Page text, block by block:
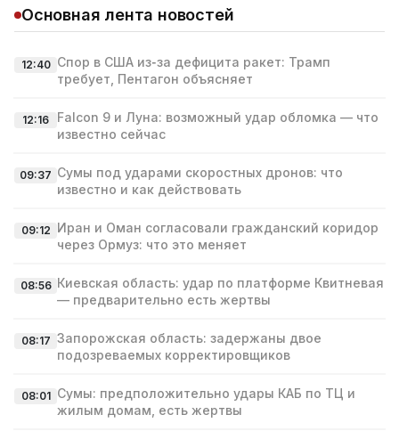
Основная лента новостей
12:40 Спор в США из‑за дефицита ракет: Трамп
требует, Пентагон объясняет
12:16
Falcon 9 и Луна: возможный удар обломка — что
известно сейчас
09:37 Сумы под ударами скоростных дронов: что
известно и как действовать
09:12 Иран и Оман согласовали гражданский коридор
через Ормуз: что это меняет
08:56 Киевская область: удар по платформе Квитневая
— предварительно есть жертвы
08:17 Запорожская область: задержаны двое
подозреваемых корректировщиков
08:01 Сумы: предположительно удары КАБ по ТЦ и
жилым домам, есть жертвы